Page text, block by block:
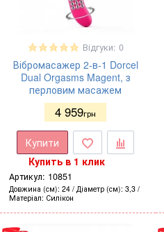
Відгуки: 0
Вібромасажер 2-в-1 Dorcel
Dual Orgasms Magent, з
перловим масажем
4 959грн
Купити
Купить в 1 клик
Артикул: 10851
Довжина (см) 24 Діаметр (см) 3,3
Матеріал Силікон